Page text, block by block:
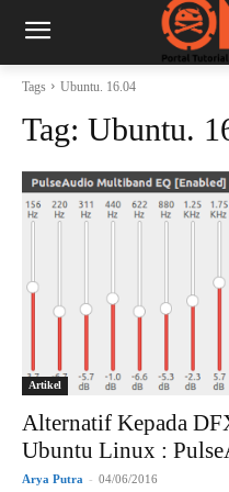
Tags Ubuntu. 16.04
Tag: Ubuntu.
Artikel
Alternatif Kepada
Ubuntu Linux :
Arya Putra - 04/06/2016